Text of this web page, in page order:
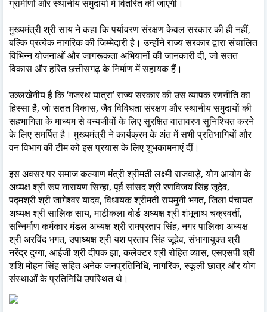
ग्रामीणों और स्थानीय समुदायों में वितरित की जाएगी।
मुख्यमंत्री श्री साय ने कहा कि पर्यावरण संरक्षण केवल सरकार की ही नहीं,
बल्कि प्रत्येक नागरिक की जिम्मेदारी है। उन्होंने राज्य सरकार द्वारा संचालित
विभिन्न योजनाओं और जागरूकता अभियानों की जानकारी दी, जो सतत
विकास और हरित छत्तीसगढ़ के निर्माण में सहायक हैं।
उल्लखेनीय है कि ‘गजरथ यात्रा’ राज्य सरकार की उस व्यापक रणनीति का
हिस्सा है, जो सतत विकास, जैव विविधता संरक्षण और स्थानीय समुदायों की
सहभागिता के माध्यम से वन्यजीवों के लिए सुरक्षित वातावरण सुनिश्चित करने
के लिए समर्पित है। मुख्यमंत्री ने कार्यक्रम के अंत में सभी प्रतिभागियों और
वन विभाग की टीम को इस प्रयास के लिए शुभकामनाएं दीं।
इस अवसर पर समाज कल्याण मंत्री श्रीमती लक्ष्मी राजवाड़े, योग आयोग के
अध्यक्ष श्री रूप नारायण सिन्हा, पूर्व सांसद श्री रणविजय सिंह जूदेव,
पद्मश्री श्री जागेश्वर यादव, विधायक श्रीमती रायमुनी भगत, जिला पंचायत
अध्यक्ष श्री सालिक साय, माटीकला बोर्ड अध्यक्ष श्री शंभूनाथ चक्रवर्ती,
सन्निर्माण कर्मकार मंडल अध्यक्ष श्री रामप्रताप सिंह, नगर पालिका अध्यक्ष
श्री अरविंद भगत, उपाध्यक्ष श्री यश प्रताप सिंह जूदेव, संभागायुक्त श्री
नरेंद्र दुग्गा, आईजी श्री दीपक झा, कलेक्टर श्री रोहित व्यास, एसएसपी श्री
शशि मोहन सिंह सहित अनेक जनप्रतिनिधि, नागरिक, स्कूली छात्र और योग
संस्थाओं के प्रतिनिधि उपस्थित थे।